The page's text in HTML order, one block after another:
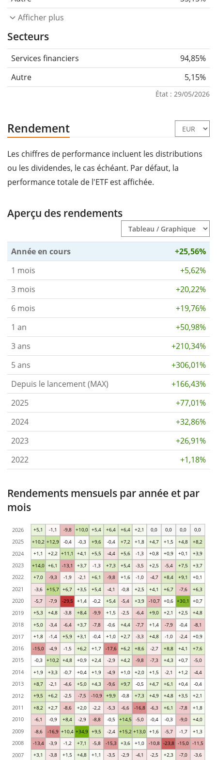
Afficher plus
Secteurs
Services financiers
94,85%
Autre
5,15%
État : 29/05/2026
Rendement
Les chiffres de performance incluent les distributions
ou les dividendes, le cas échéant. Par défaut, la
performance totale de l'ETF est affichée.
Aperçu des rendements
Année en cours
+25,56%
1 mois
+5,62%
3 mois
+20,22%
6 mois
+19,76%
1 an
+50,98%
3 ans
+210,34%
5 ans
+306,01%
Depuis le lancement (MAX)
+166,43%
2025
+77,01%
2024
+32,86%
2023
+26,91%
2022
+1,18%
Rendements mensuels par année et par
mois
+3,1 -3,8 +1,5 +4,8 +1,1 -3,5 -2,9 -4,1 -2,5 +2,3 -7,0 -3,6
-13,4 -3,9 -1,2 +7,1 -5,8 -15,3 +3,6 +1,0 -10,8 -23,8 -15,0 -11,5
-8,6 -16,9 +10,4 +34,9 +9,5 -2,4 +15,2 +13,0 +1,6 -5,7 -1,7 +1,3
-6,1 -0,9 +8,4 -2,9 -8,8 -0,5 +14,5 -5,0 -0,4 -0,3 -9,0 +4,0
+8,2 +2,7 -8,6 +2,0 -2,2 -5,3 -6,6 -16,8 -6,3 +6,1 -7,8 +1,8
+9,5 +6,2 -2,5 -7,5 -10,9 +9,9 -0,8 +7,3 +4,9 +4,8 +3,5 +2,1
+8,7 -2,1 -4,6 +5,0 +4,3 -9,6 +9,7 -0,5 +4,7 +6,1 +0,4 -0,4
+1,9 +3,3 -0,7 +0,4 +1,9 -4,9 +1,0 +2,0 +1,5 -2,1 +1,2 -4,4
-0,3 +10,2 +4,8 +0,9 +2,4 -2,9 +4,2 -9,8 -7,3 +4,3 +0,7 -5,0
-15,0 -4,9 -1,5 +6,2 +1,7 -17,6 +6,2 +8,6 -2,7 +8,8 +4,1 +7,6
+1,8 -1,4 +5,9 +3,1 -0,4 +1,0 +2,7 -3,3 +4,8 -1,0 -2,4 +0,9
+5,0 -3,4 -6,4 +3,7 -7,8 -0,6 +4,4 -7,7 +1,4 -7,9 -0,4 -8,1
+5,3 +4,8 -3,8 +8,4 -9,9 +1,5 -2,5 -6,4 +9,0 +2,1 +2,5 +4,8
-5,7 -7,9 -29,5 +1,4 -0,2 +5,4 -5,4 +3,9 -10,7 +0,6 +30,1 +0,7
-3,6 +15,7 +6,7 +3,5 +5,4 -4,1 -0,8 +2,5 +4,1 +6,7 -7,6 +6,3
+7,0 -9,3 -1,9 -2,1 +6,1 -9,8 +1,6 -1,0 -4,7 +8,4 +9,1 +0,1
+14,0 +6,1 -13,1 +3,7 -1,3 +7,3 +5,4 -3,5 +2,5 -5,4 +7,5 +3,7
+1,1 +2,2 +11,1 +4,1 +5,5 -4,4 +5,6 -1,3 +0,8 +0,9 +0,1 +3,9
+10,2 +12,9 -0,4 -0,3 +9,6 -0,4 +7,2 +1,8 +4,7 +1,5 +4,8 +8,2
+5,1 -1,1 -9,8 +10,0 +5,4 +6,4 +6,4 +2,1 0,0 0,0 0,0 0,0
2007
2008
2009
2010
2011
2012
2013
2014
2015
2016
2017
2018
2019
2020
2021
2022
2023
2024
2025
2026